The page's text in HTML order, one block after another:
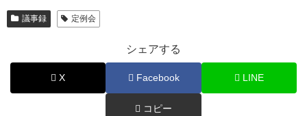
議事録 定例会
シェアする
X Facebook LINE
コピー